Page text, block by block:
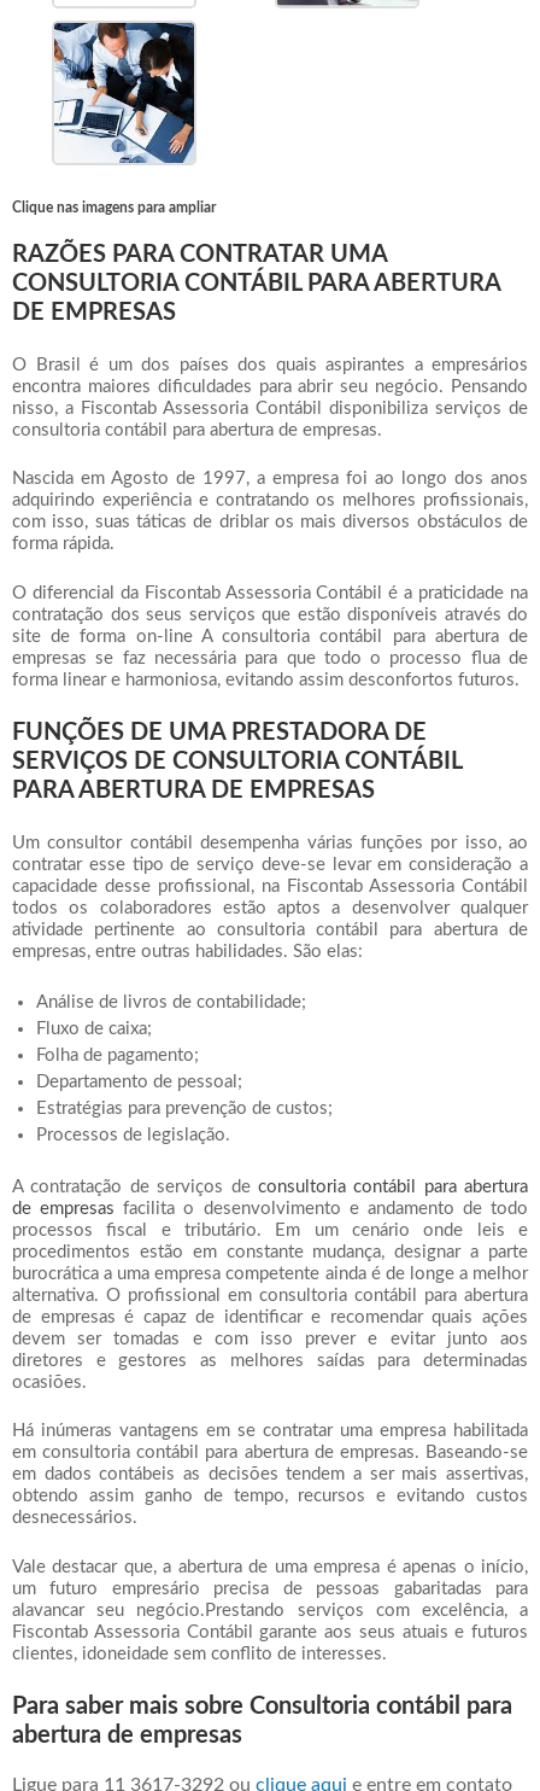
Clique nas imagens para ampliar
RAZÕES PARA CONTRATAR UMA
CONSULTORIA CONTÁBIL PARA ABERTURA
DE EMPRESAS
O Brasil é um dos países dos quais aspirantes a empresários
encontra maiores dificuldades para abrir seu negócio. Pensando
nisso, a Fiscontab Assessoria Contábil disponibiliza serviços de
consultoria contábil para abertura de empresas.
Nascida em Agosto de 1997, a empresa foi ao longo dos anos
adquirindo experiência e contratando os melhores profissionais,
com isso, suas táticas de driblar os mais diversos obstáculos de
forma rápida.
O diferencial da Fiscontab Assessoria Contábil é a praticidade na
contratação dos seus serviços que estão disponíveis através do
site de forma on-line Aconsultoria contábil para abertura de
empresas se faz necessária para que todo o processo flua de
forma linear e harmoniosa, evitando assim desconfortos futuros.
FUNÇÕES DE UMA PRESTADORA DE
SERVIÇOS DE CONSULTORIA CONTÁBIL
PARA ABERTURA DE EMPRESAS
Um consultor contábil desempenha várias funções por isso, ao
contratar esse tipo de serviço deve-se levar em consideração a
capacidade desse profissional, na Fiscontab Assessoria Contábil
todos os colaboradores estão aptos a desenvolver qualquer
atividade pertinente ao consultoria contábil para abertura de
empresas, entre outras habilidades. São elas:
Análise de livros de contabilidade;
Fluxo de caixa;
Folha de pagamento;
Departamento de pessoal;
Estratégias para prevenção de custos;
Processos de legislação.
A contratação de serviços de consultoria contábil para abertura
de empresas facilita o desenvolvimento e andamento de todo
processos fiscal e tributário. Em um cenário onde leis e
procedimentos estão em constante mudança, designar a parte
burocrática a uma empresa competente ainda é de longe a melhor
alternativa. O profissional em consultoria contábil para abertura
de empresas é capaz de identificar e recomendar quais ações
devem ser tomadas e com isso prever e evitar junto aos
diretores e gestores as melhores saídas para determinadas
ocasiões.
Há inúmeras vantagens em se contratar uma empresa habilitada
emconsultoria contábil para abertura de empresas. Baseando-se
em dados contábeis as decisões tendem a ser mais assertivas,
obtendo assim ganho de tempo, recursos e evitando custos
desnecessários.
Vale destacar que, a abertura de uma empresa é apenas o início,
um futuro empresário precisa de pessoas gabaritadas para
alavancar seu negócio.Prestando serviços com excelência, a
Fiscontab Assessoria Contábil garante aos seus atuais e futuros
clientes, idoneidade sem conflito de interesses.
Para saber mais sobre Consultoria contábil para
abertura de empresas
Ligue para 11 3617-3292 ou clique aqui e entre em contato